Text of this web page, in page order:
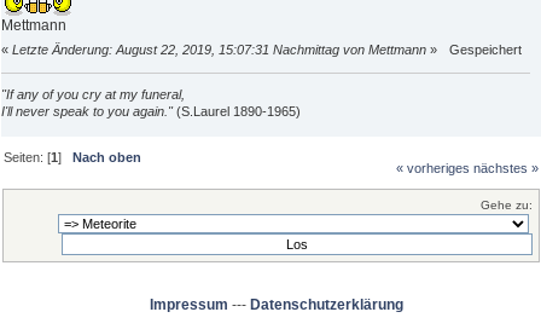
Mettmann
« Letzte Änderung: August 22, 2019, 15:07:31 Nachmittag von Mettmann » Gespeichert
"If any of you cry at my funeral,
I'll never speak to you again."(S.Laurel 1890-1965)
Seiten: [1] Nach oben
« vorheriges nächstes »
Gehe zu:
Impressum --- Datenschutzerklärung